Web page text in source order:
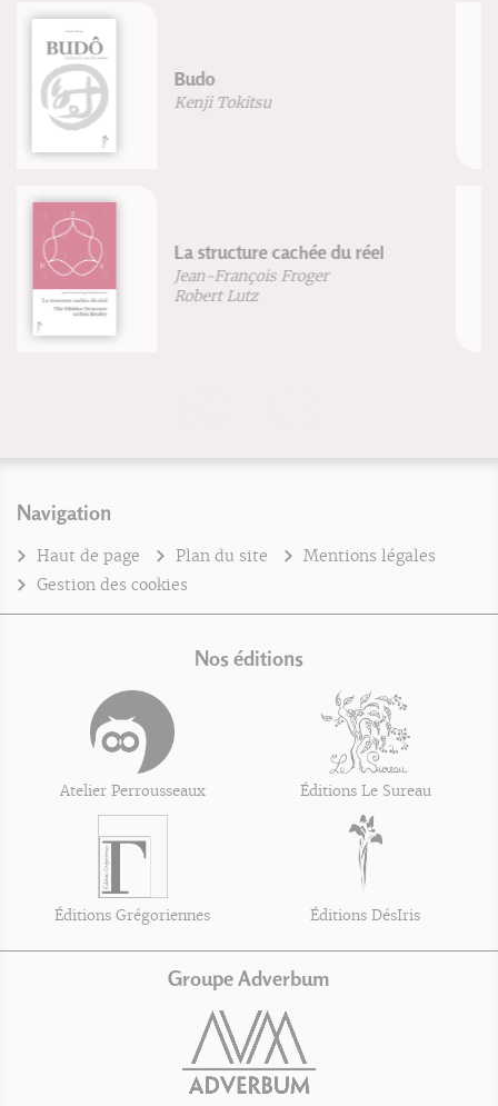
La psycho-intégration
Georges Pegand
Manuel pratique d'acupuncture
en obstétrique
Augusta Guiraud-Sobral
Navigation
Haut de page Plan du site
Mentions légales
Gestion des cookies
Nos éditions
Atelier Perrousseaux Éditions Le Sureau
Éditions Grégoriennes Éditions DésIris
Groupe Adverbum